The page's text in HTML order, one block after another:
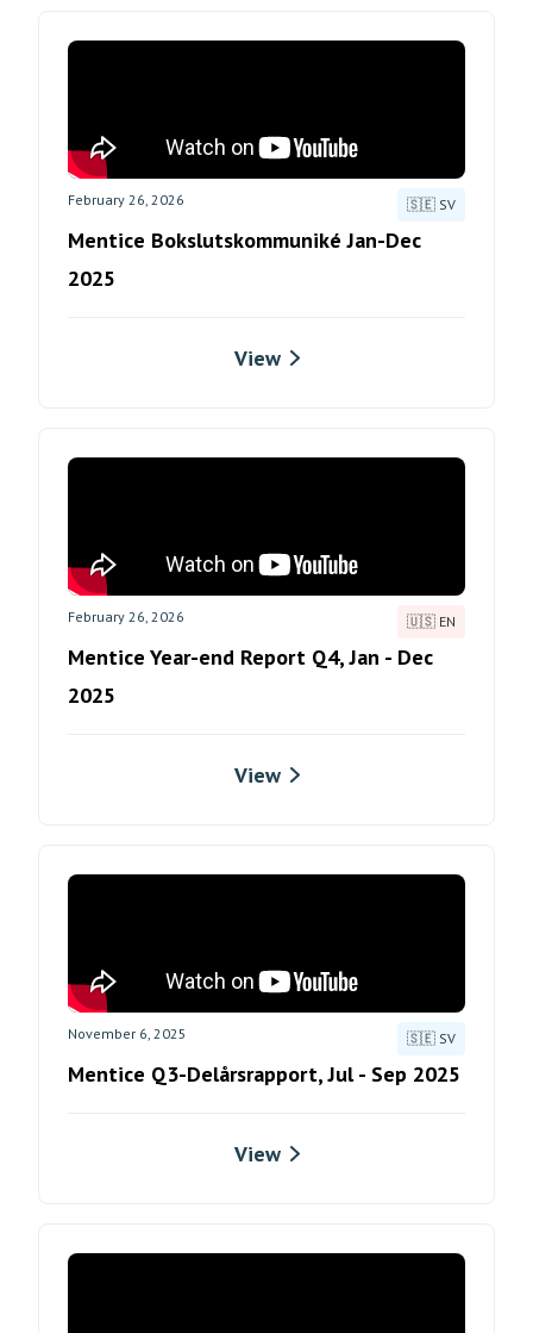
February 26, 2026 🇸🇪 SV
Mentice Bokslutskommuniké Jan-Dec
2025
View
February 26, 2026 🇺🇸 EN
Mentice Year-end Report Q4, Jan - Dec
2025
View
November 6, 2025 🇸🇪 SV
Mentice Q3-Delårsrapport, Jul - Sep 2025
View